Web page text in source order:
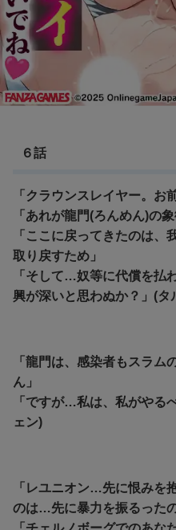
６話
「クラウンスレイヤー。お
「あれが龍門(ろんめん)の象
「ここに戻ってきたのは、
取り戻すため」
「そして…奴等に代償を払
興が深いと思わぬか？」(タ
「龍門は、感染者もスラム
ん」
「ですが…私は、私がやる
ェン)
「レユニオン…先に恨みを
のは…先に暴力を振るった